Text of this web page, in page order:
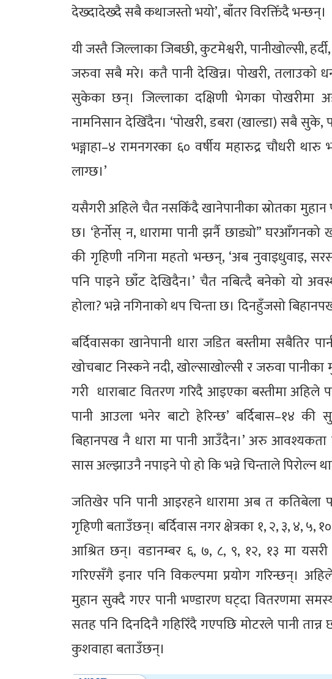
देख्दादेख्दै सबै कथाजस्तो भयो’, बाँतर विरक्तिँदै भन्छन्।
यी जस्तै जिल्लाका जिबछी, कुटमेश्वरी, पानीखोल्सी,
जरुवा सबै मरे। कतै पानी देखिन्न। पोखरी, तलाउको
सुकेका छन्। जिल्लाका दक्षिणी भेगका पोखरीमा
नामनिसान देखिँदैन। ‘पोखरी, डबरा (खाल्डा) सबै सुके,
भङ्गाहा–४ रामनगरका ६० वर्षीय महारुद्र चौधरी
लाग्छ।’
यसैगरी अहिले चैत नसकिँदै खानेपानीका स्रोतका मुहान
छ। ‘हेर्नोस् न, धारामा पानी झर्नै छाड्यो” घरआँगनको
की गृहिणी नगिना महतो भन्छन्, ‘अब नुवाइधुवाइ,
पनि पाइने छाँट देखिदैन।’ चैत नबित्दै बनेको यो
होला? भन्ने नगिनाको थप चिन्ता छ। दिनहुँजसो
बर्दिवासका खानेपानी धारा जडित बस्तीमा
खोचबाट निस्कने नदी, खोल्साखोल्सी र जरुवा
गरी धाराबाट वितरण गरिदै आइएका बस्तीमा अहिले
पानी आउला भनेर बाटो हेरिन्छ’ बर्दिबास–१४ की
बिहानपख नै धारा मा पानी आउँदैन।’ अरु आवश्यकता
सास अल्झाउनै नपाइने पो हो कि भन्ने चिन्ताले पिरोल्न
जतिखेर पनि पानी आइरहने धारामा अब त कतिबेला
गृहिणी बताउँछन्। बर्दिवास नगर क्षेत्रका १, २, ३, ४, ५,
आश्रित छन्। वडानम्बर ६, ७, ८, ९, १२, १३ मा यसरी
गरिएसँगै इनार पनि विकल्पमा प्रयोग गरिन्छन्।
मुहान सुक्दै गएर पानी भण्डारण घट्दा वितरणमा
सतह पनि दिनदिनै गहिरिँदै गएपछि मोटरले पानी
कुशवाहा बताउँछन्।